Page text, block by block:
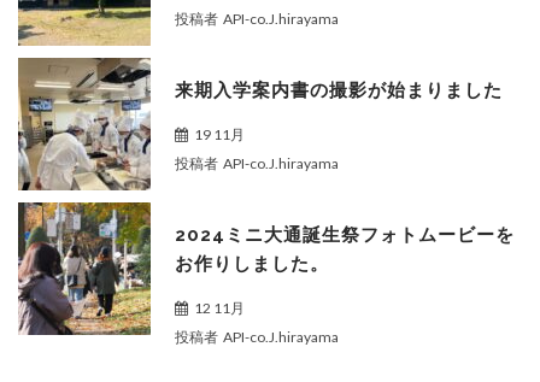
投稿者 API-co.J.hirayama
来期入学案内書の撮影が始まりました
19 11月
投稿者 API-co.J.hirayama
2024ミニ大通誕生祭フォトムービーを
お作りしました。
12 11月
投稿者 API-co.J.hirayama